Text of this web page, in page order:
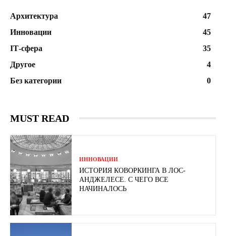
Архитектура
47
Инновации
45
ІТ-сфера
35
Другое
4
Без категории
0
MUST READ
ИННОВАЦИИ
ИСТОРИЯ КОВОРКИНГА В ЛОС-
АНДЖЕЛЕСЕ. С ЧЕГО ВСЕ
НАЧИНАЛОСЬ